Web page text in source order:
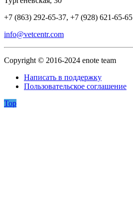
+7 (863) 292-65-37, +7 (928) 621-65-65
info@vetcentr.com
Copyright © 2016-2024 enote team
Написать в поддержку
Пользовательское соглашение
Top